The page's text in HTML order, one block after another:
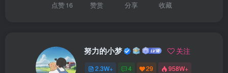
│││├──怪异的时种滴答慢节奏.mp3
││├──治愈爱情温情伤感励志音乐
点赞16 赞赏 分享 收藏
努力的小梦 关注
2.3W+ 4 29 958W+